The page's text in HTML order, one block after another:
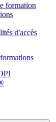
formation
d'accès